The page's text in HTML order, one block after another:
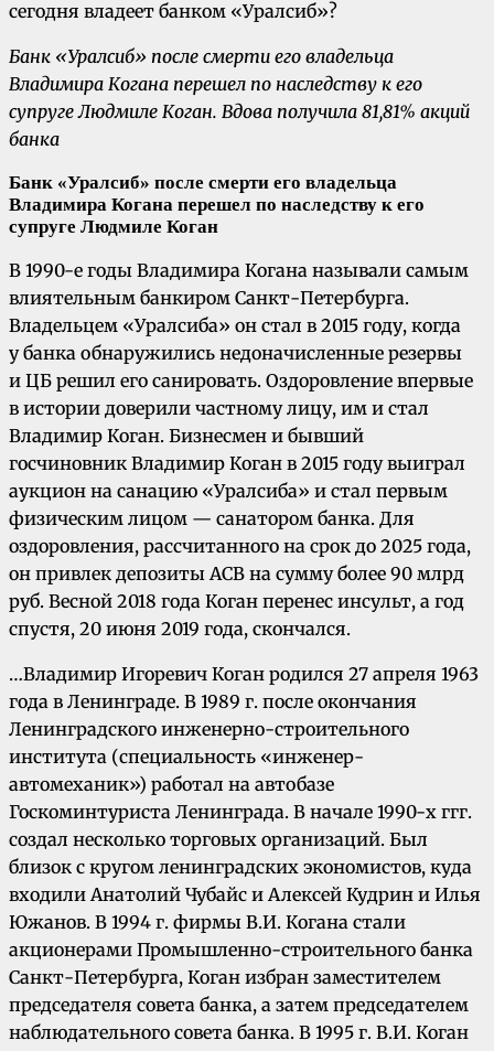
Банк «Уралсиб» после смерти его владельца
Владимира Когана перешел по наследству к его
супруге Людмиле Коган. Вдова получила 81,81% акций
банка
Банк «Уралсиб» после смерти его владельца
Владимира Когана перешел по наследству к его
супруге Людмиле Коган
В 1990-е годы Владимира Когана называли самым
влиятельным банкиром Санкт-Петербурга.
Владельцем «Уралсиба» он стал в 2015 году, когда
у банка обнаружились недоначисленные резервы
и ЦБ решил его санировать. Оздоровление впервые
в истории доверили частному лицу, им и стал
Владимир Коган. Бизнесмен и бывший
госчиновник Владимир Коган в 2015 году выиграл
аукцион на санацию «Уралсиба» и стал первым
физическим лицом — санатором банка. Для
оздоровления, рассчитанного на срок до 2025 года,
он привлек депозиты АСВ на сумму более 90 млрд
руб. Весной 2018 года Коган перенес инсульт, а год
спустя, 20 июня 2019 года, скончался.
…Владимир Игоревич Коган родился 27 апреля 1963
года в Ленинграде. В 1989 г. после окончания
Ленинградского инженерно-строительного
института (специальность «инженер-
автомеханик») работал на автобазе
Госкоминтуриста Ленинграда. В начале 1990-х ггг.
создал несколько торговых организаций. Был
близок с кругом ленинградских экономистов, куда
входили Анатолий Чубайс и Алексей Кудрин и Илья
Южанов. В 1994 г. фирмы В.И. Когана стали
акционерами Промышленно-строительного банка
Санкт-Петербурга, Коган избран заместителем
председателя совета банка, а затем председателем
наблюдательного совета банка. В 1995 г. В.И. Коган